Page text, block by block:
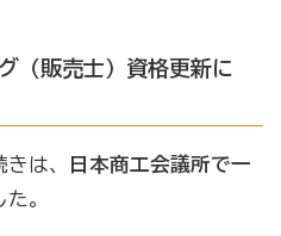
（販売士）資格更新に
は、
日本商工会議所で一
。
模企業共済）
産を防ぐ（中小企業倒産防
ジネス総合保険へ）